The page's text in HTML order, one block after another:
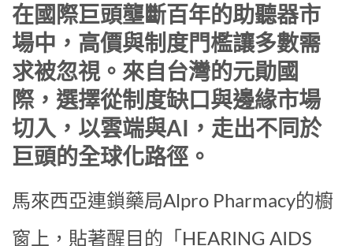
在國際巨頭壟斷百年的助聽器市
場中，高價與制度門檻讓多數需
求被忽視。來自台灣的元勛國
際，選擇從制度缺口與邊緣市場
切入，以雲端與AI，走出不同於
巨頭的全球化路徑。
馬來西亞連鎖藥局Alpro Pharmacy的櫥
窗上，貼著醒目的「HEARING AIDS